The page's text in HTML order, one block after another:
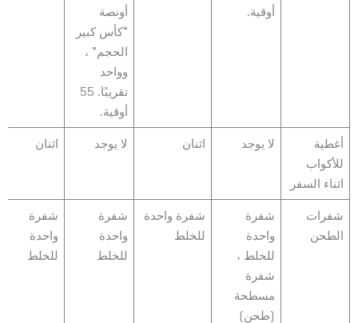
أوقية.
أونصة
“كأس كبير
الحجم” ،
وواحد
تقريبًا. 55
أوقية.
أغطية
للأكواب
اثناء السفر
لا يوجد اثنان لا يوجد اثنان
شفرات
الطحن
شفرة
واحدة
للخلط ،
شفرة
مسطحة
(طحن)
شفرة واحدة
للخلط
شفرة
واحدة
للخلط
شفرة
واحدة
للخلط